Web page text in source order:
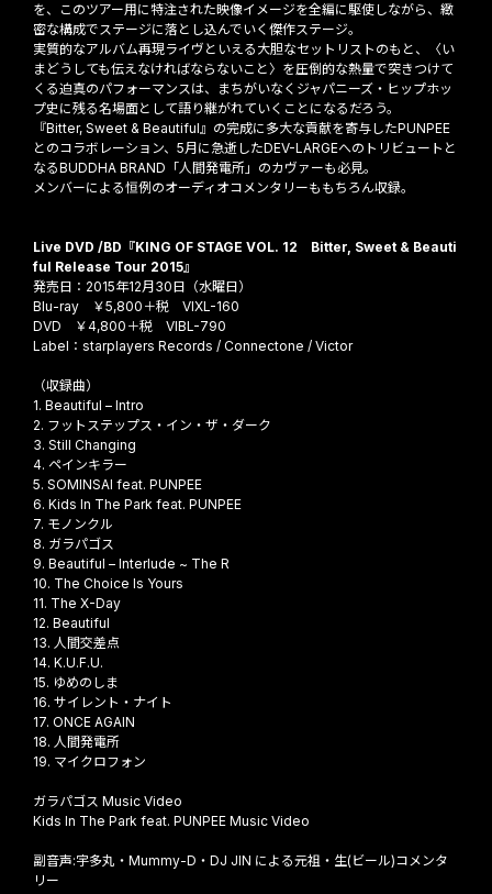
を、このツアー用に特注された映像イメージを全編に駆使しながら、緻
密な構成でステージに落とし込んでいく傑作ステージ。
実質的なアルバム再現ライヴといえる大胆なセットリストのもと、〈い
まどうしても伝えなければならないこと〉を圧倒的な熱量で突きつけて
くる迫真のパフォーマンスは、まちがいなくジャパニーズ・ヒップホッ
プ史に残る名場面として語り継がれていくことになるだろう。
『Bitter, Sweet & Beautiful』の完成に多大な貢献を寄与したPUNPEE
とのコラボレーション、5月に急逝したDEV-LARGEへのトリビュートと
なるBUDDHA BRAND「人間発電所」のカヴァーも必見。
メンバーによる恒例のオーディオコメンタリーももちろん収録。
Live DVD /BD『KING OF STAGE VOL. 12 Bitter, Sweet & Beauti
ful Release Tour 2015』
発売日：2015年12月30日（水曜日）
Blu-ray ￥5,800＋税 VIXL-160
DVD ￥4,800＋税 VIBL-790
Label：starplayers Records / Connectone / Victor
（収録曲）
1. Beautiful – Intro
2. フットステップス・イン・ザ・ダーク
3. Still Changing
4. ペインキラー
5. SOMINSAI feat. PUNPEE
6. Kids In The Park feat. PUNPEE
7. モノンクル
8. ガラパゴス
9. Beautiful – Interlude ~ The R
10. The Choice Is Yours
11. The X-Day
12. Beautiful
13. 人間交差点
14. K.U.F.U.
15. ゆめのしま
16. サイレント・ナイト
17. ONCE AGAIN
18. 人間発電所
19. マイクロフォン
ガラパゴス Music Video
Kids In The Park feat. PUNPEE Music Video
副音声:宇多丸・Mummy-D・DJ JIN による元祖・生(ビール)コメンタ
リー